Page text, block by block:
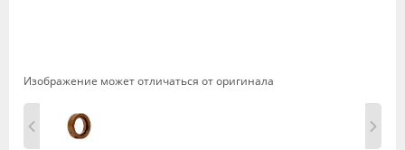
Изображение может отличаться от оригинала